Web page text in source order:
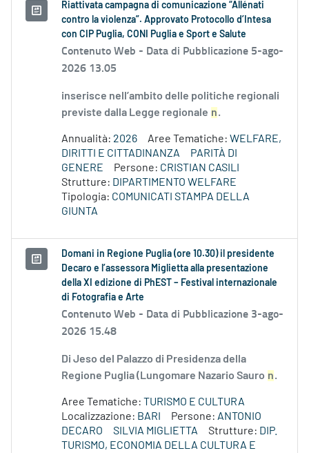
Riattivata campagna di comunicazione “Allénati
contro la violenza”. Approvato Protocollo d’Intesa
con CIP Puglia, CONI Puglia e Sport e Salute
Contenuto Web - Data di Pubblicazione 5-ago-
2026 13.05
inserisce nell’ambito delle politiche regionali
previste dalla Legge regionale n.
Annualità: 2026 Aree Tematiche: WELFARE,
DIRITTI E CITTADINANZA
PARITÀ DI
GENERE
Persone: CRISTIAN CASILI
Strutture: DIPARTIMENTO WELFARE
Tipologia: COMUNICATI STAMPA DELLA
GIUNTA
Domani in Regione Puglia (ore 10.30) il presidente
Decaro e l’assessora Miglietta alla presentazione
della XI edizione di PhEST – Festival internazionale
di Fotografia e Arte
Contenuto Web - Data di Pubblicazione 3-ago-
2026 15.48
Di Jeso del Palazzo di Presidenza della
Regione Puglia (Lungomare Nazario Sauro n.
Aree Tematiche: TURISMO E CULTURA
Localizzazione: BARI Persone: ANTONIO
DECARO
SILVIA MIGLIETTA Strutture: DIP.
TURISMO, ECONOMIA DELLA CULTURA E